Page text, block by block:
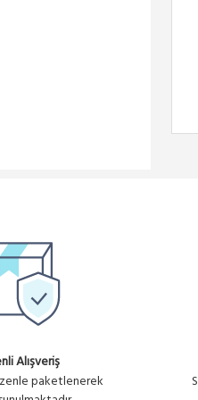
Alışveriş
paketlenerek